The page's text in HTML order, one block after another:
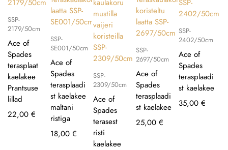
SSP-
2179/50cm
Ace of
Spades
terasplaat
kaelakee
Prantsuse
lillad
22,00 €
SSP-
SE001/50cm
Ace of
Spades
terasplaadi
st kaelakee
maltani
ristiga
18,00 €
SSP-
2309/50cm
Ace of
Spades
terasest
risti
kaelakee
SSP-
2697/50cm
Ace of
Spades
terasplaadi
st kaelakee
25,00 €
SSP-
2402/50cm
Ace of
Spades
terasplaadi
st kaelakee
35,00 €